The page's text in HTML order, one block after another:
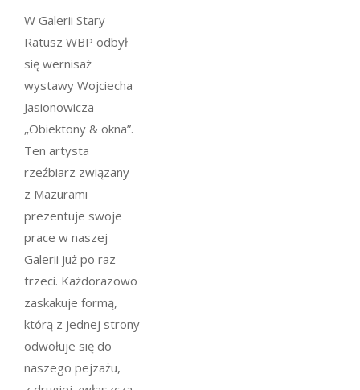
W Galerii Stary
Ratusz WBP odbył
się wernisaż
wystawy Wojciecha
Jasionowicza
„Obiektony & okna”.
Ten artysta
rzeźbiarz związany
z Mazurami
prezentuje swoje
prace w naszej
Galerii już po raz
trzeci. Każdorazowo
zaskakuje formą,
którą z jednej strony
odwołuje się do
naszego pejzażu,